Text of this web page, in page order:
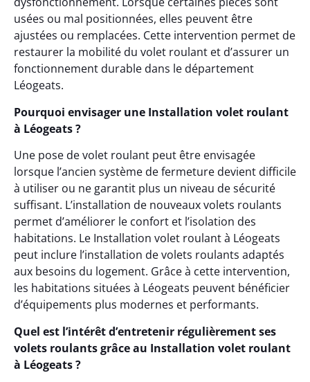
usées ou mal positionnées, elles peuvent être
ajustées ou remplacées. Cette intervention permet de
restaurer la mobilité du volet roulant et d’assurer un
fonctionnement durable dans le département
Léogeats.
Pourquoi envisager une Installation volet roulant
à Léogeats ?
Une pose de volet roulant peut être envisagée
lorsque l’ancien système de fermeture devient difficile
à utiliser ou ne garantit plus un niveau de sécurité
suffisant. L’installation de nouveaux volets roulants
permet d’améliorer le confort et l’isolation des
habitations. Le Installation volet roulant à Léogeats
peut inclure l’installation de volets roulants adaptés
aux besoins du logement. Grâce à cette intervention,
les habitations situées à Léogeats peuvent bénéficier
d’équipements plus modernes et performants.
Quel est l’intérêt d’entretenir régulièrement ses
volets roulants grâce au Installation volet roulant
à Léogeats ?